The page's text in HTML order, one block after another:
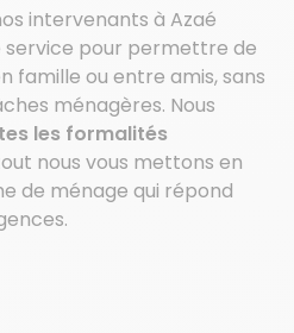
intervenants à Azaé
service pour permettre de
famille ou entre amis, sans
ménagères. Nous
les formalités
nous vous mettons en
de ménage qui répond